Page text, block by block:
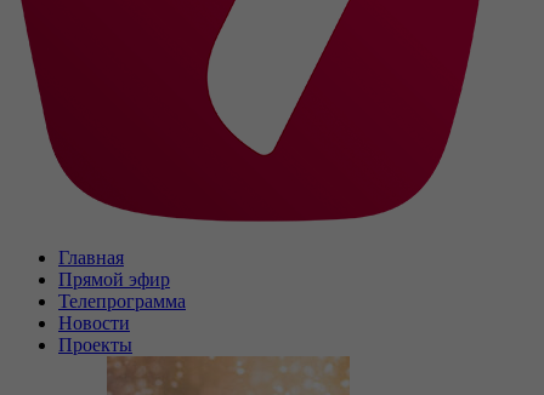
Главная
Прямой эфир
Телепрограмма
Новости
Проекты